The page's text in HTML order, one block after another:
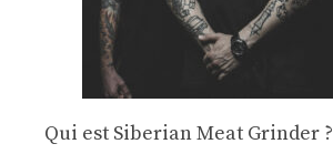
Qui est Siberian Meat Grinder ?